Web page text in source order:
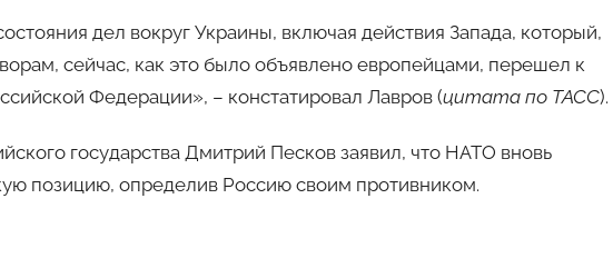
дел вокруг Украины, включая действия Запада, который,
сейчас, как это было объявлено европейцами, перешел к
Федерации», – констатировал Лавров (цитата по ТАСС).
государства Дмитрий Песков заявил, что НАТО вновь
позицию, определив Россию своим противником.